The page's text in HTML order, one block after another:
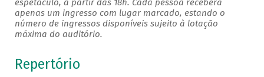
espetáculo, a partir das 18h. Cada pessoa receberá
apenas um ingresso com lugar marcado, estando o
número de ingressos disponíveis sujeito à lotação
máxima do auditório.
Repertório